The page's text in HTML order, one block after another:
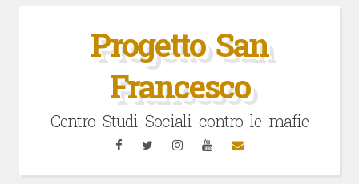
Progetto San
Francesco
Centro Studi Sociali contro le mafie
FacebookTwitterInstagramYouTubeEmail